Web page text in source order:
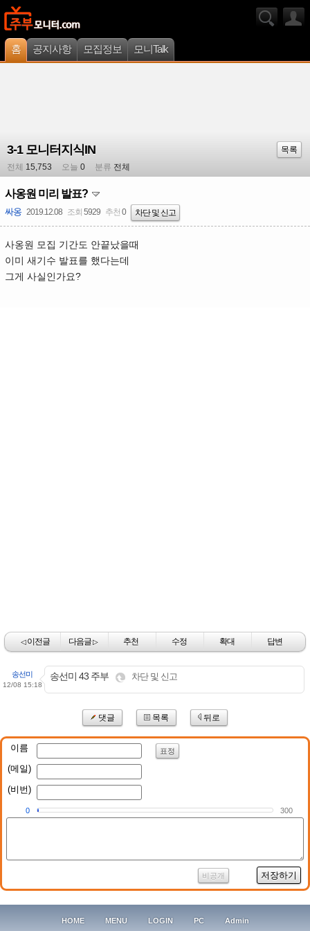
홈 공지사항 모집정보 모니Talk
3-1 모니터지식IN
목록
전체 15,753 오늘 0 분류 전체
사옹원 미리 발표?
싸옹 2019.12.08 조회 5929 추천 0 차단 및 신고
사옹원 모집 기간도 안끝났을때
이미 새기수 발표를 했다는데
그게 사실인가요?
◁이전글 다음글▷ 추천 수정 확대 답변
송선미
12/08 15:18
송선미 43 주부 차단 및 신고
댓글 목록 뒤로
이름 표정
(메일)
(비번)
0 300
비공개 저장하기
HOME MENU LOGIN PC Admin